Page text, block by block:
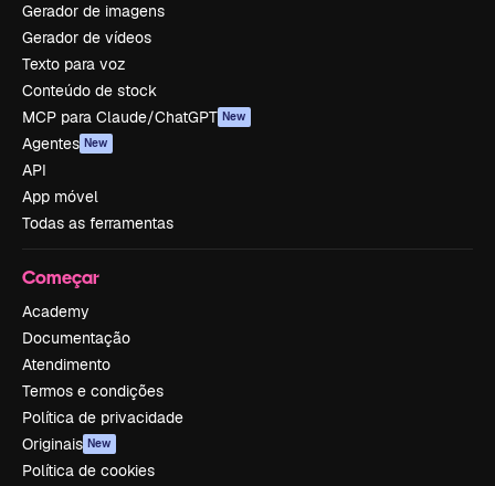
Gerador de imagens
Gerador de vídeos
Texto para voz
Conteúdo de stock
MCP para Claude/ChatGPT New
Agentes New
API
App móvel
Todas as ferramentas
Começar
Academy
Documentação
Atendimento
Termos e condições
Política de privacidade
Originais New
Política de cookies